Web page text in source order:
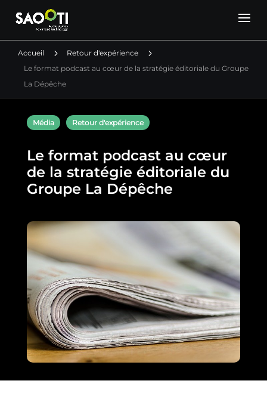
Accueil 5 Retour d'expérience 5
Le format podcast au cœur de la stratégie éditoriale du Groupe
La Dépêche
Média | Retour d'expérience
Le format podcast au cœur
de la stratégie éditoriale du
Groupe La Dépêche